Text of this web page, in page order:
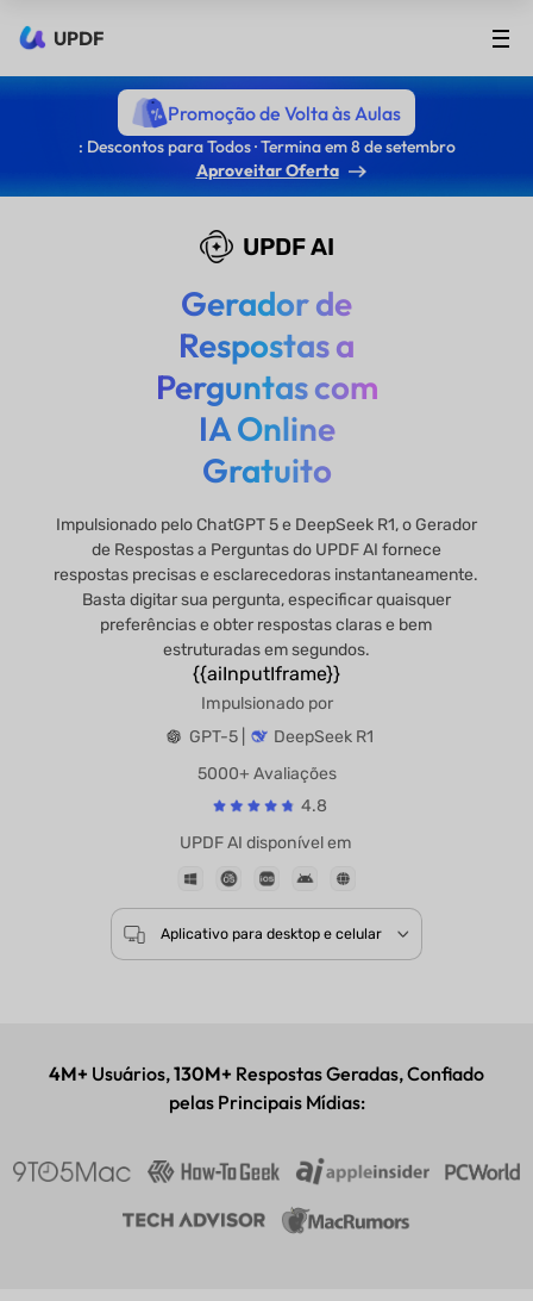
UPDF
Promoção de Volta às Aulas
: Descontos para Todos · Termina em 8 de setembro
Aproveitar Oferta
UPDF AI
Gerador de
Respostas a
Perguntas com
IA Online
Gratuito
Impulsionado pelo ChatGPT 5 e DeepSeek R1, o Gerador
de Respostas a Perguntas do UPDF AI fornece
respostas precisas e esclarecedoras instantaneamente.
Basta digitar sua pergunta, especificar quaisquer
preferências e obter respostas claras e bem
estruturadas em segundos.
{{aiInputIframe}}
Impulsionado por
GPT-5 |
DeepSeek R1
5000+ Avaliações
4.8
UPDF AI disponível em
4M+ Usuários,130M+ Respostas Geradas, Confiado
pelas Principais Mídias: